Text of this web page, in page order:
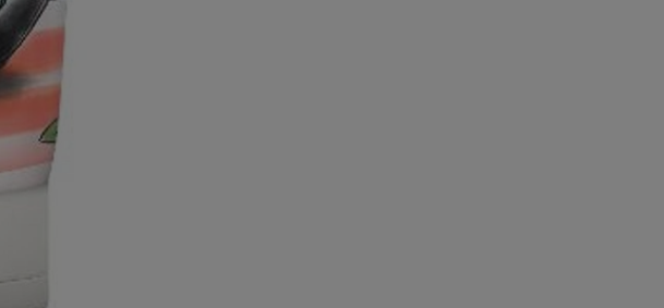
Haar.